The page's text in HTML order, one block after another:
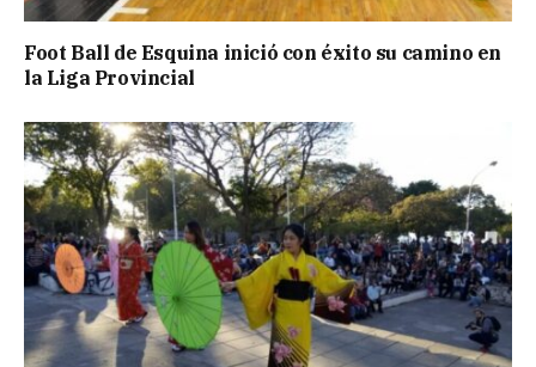
Foot Ball de Esquina inició con éxito su camino en
la Liga Provincial